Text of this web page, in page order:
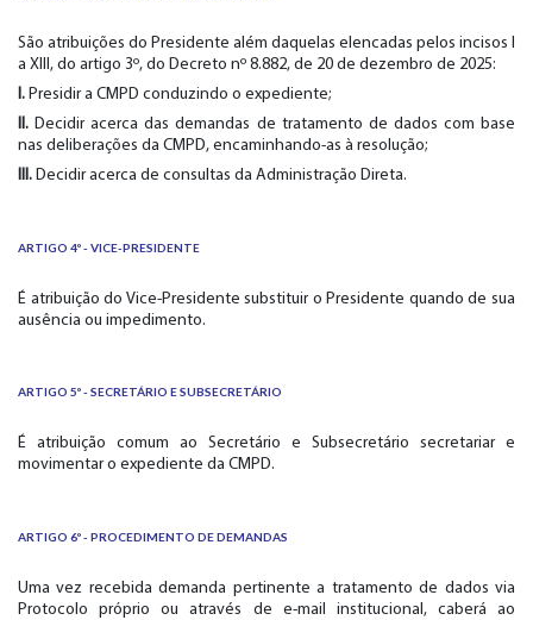
São atribuições do Presidente além daquelas elencadas pelos incisos I
a XIII, do artigo 3º, do Decreto nº 8.882, de 20 de dezembro de 2025:
I. Presidir a CMPD conduzindo o expediente;
II. Decidir acerca das demandas de tratamento de dados com base
nas deliberações da CMPD, encaminhando-as à resolução;
III. Decidir acerca de consultas da Administração Direta.
ARTIGO 4º - VICE-PRESIDENTE
É atribuição do Vice-Presidente substituir o Presidente quando de sua
ausência ou impedimento.
ARTIGO 5º - SECRETÁRIO E SUBSECRETÁRIO
É atribuição comum ao Secretário e Subsecretário secretariar e
movimentar o expediente da CMPD.
ARTIGO 6º - PROCEDIMENTO DE DEMANDAS
Uma vez recebida demanda pertinente a tratamento de dados via
Protocolo próprio ou através de e-mail institucional, caberá ao